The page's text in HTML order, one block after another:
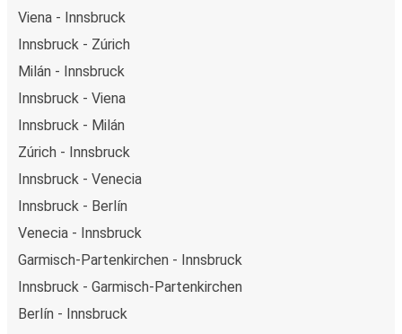
Viena - Innsbruck
Innsbruck - Zúrich
Milán - Innsbruck
Innsbruck - Viena
Innsbruck - Milán
Zúrich - Innsbruck
Innsbruck - Venecia
Innsbruck - Berlín
Venecia - Innsbruck
Garmisch-Partenkirchen - Innsbruck
Innsbruck - Garmisch-Partenkirchen
Berlín - Innsbruck